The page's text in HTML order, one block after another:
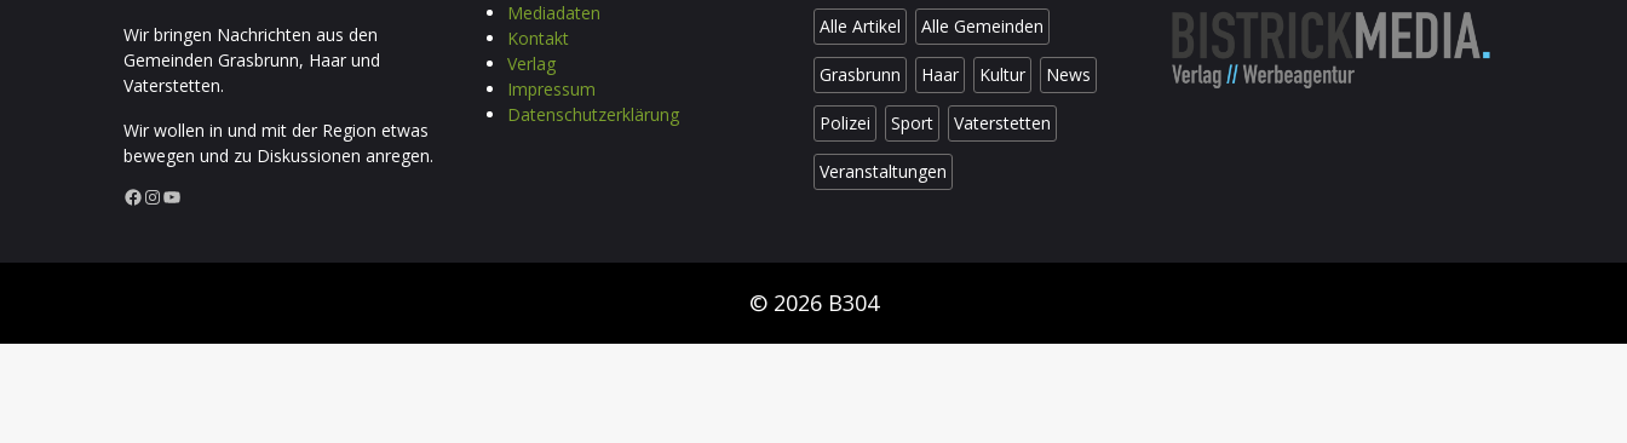
Wir bringen Nachrichten aus den
Gemeinden Grasbrunn, Haar und
Vaterstetten.
Wir wollen in und mit der Region etwas
bewegen und zu Diskussionen anregen.
Facebook InstagramYouTube
Mediadaten
Kontakt
Verlag
Impressum
Datenschutzerklärung
Alle Artikel Alle Gemeinden
Grasbrunn Haar Kultur News
Polizei Sport Vaterstetten
Veranstaltungen
© 2026 B304